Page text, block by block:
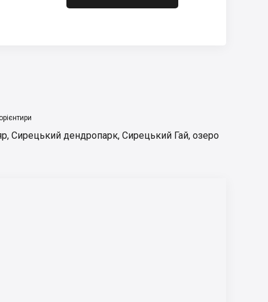
, Сирецький дендропарк, Сирецький Гай, озеро